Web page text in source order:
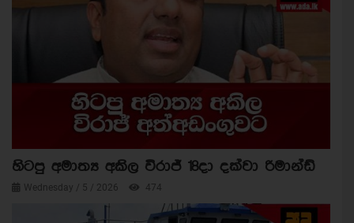
හිටපු අමාත්‍ය අකිල විරාජ් 18දා දක්වා රිමාන්ඩ්
Wednesday / 5 / 2026 474